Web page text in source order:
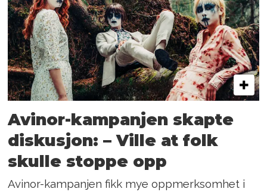
Avinor-kampanjen skapte
diskusjon: – Ville at folk
skulle stoppe opp
Avinor-kampanjen fikk mye oppmerksomhet i